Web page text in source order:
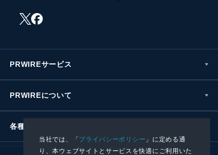
当社では、「プライバシーポリシー 」に定める通
り、本ウェブサイトとサービスを快適にご利用いた
PRWIREサービス
PRWIREについて
各種お問い合わせ